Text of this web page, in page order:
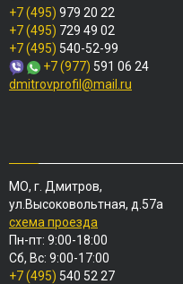
+7 (495) 979 20 22
+7 (495) 729 49 02
+7 (495) 540-52-99
+7 (977) 591 06 24
dmitrovprofil@mail.ru
МО, г. Дмитров,
ул.Высоковольтная, д.57а
схема проезда
Пн-пт: 9:00-18:00
Сб, Вс: 9:00-17:00
+7 (495) 540 52 27